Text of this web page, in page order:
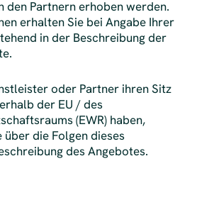
den Partnern erhoben werden.
erhalten Sie bei Angabe Ihrer
in der Beschreibung der
oder Partner ihren Sitz
der EU / des
(EWR) haben,
die Folgen dieses
des Angebotes.